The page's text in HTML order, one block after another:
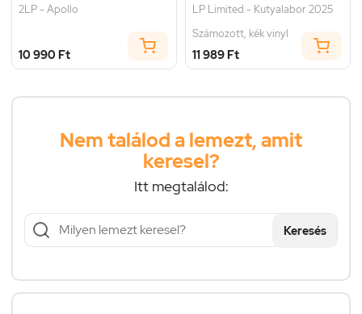
2LP - Apollo
10 990 Ft
LP Limited - Kutyalabor 2025
Számozott, kék vinyl
11 989 Ft
Nem találod a lemezt, amit
keresel?
Itt megtalálod:
Keresés